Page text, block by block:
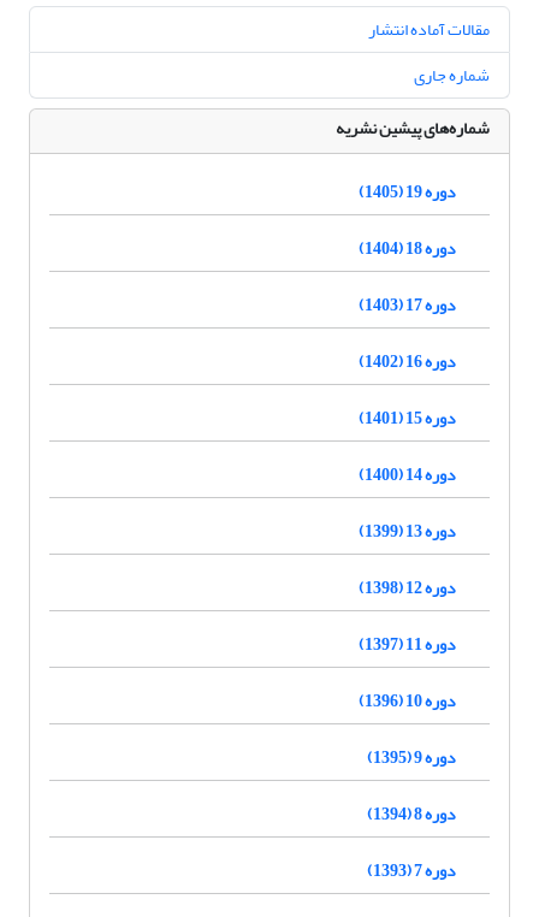
مقالات آماده انتشار
شماره جاری
شماره‌های پیشین نشریه
دوره 19 (1405)
دوره 18 (1404)
دوره 17 (1403)
دوره 16 (1402)
دوره 15 (1401)
دوره 14 (1400)
دوره 13 (1399)
دوره 12 (1398)
دوره 11 (1397)
دوره 10 (1396)
دوره 9 (1395)
دوره 8 (1394)
دوره 7 (1393)